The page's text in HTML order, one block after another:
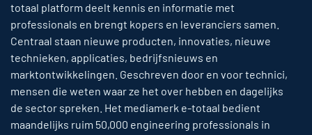
totaal platform deelt kennis en informatie met
professionals en brengt kopers en leveranciers samen.
Centraal staan nieuwe producten, innovaties, nieuwe
technieken, applicaties, bedrijfsnieuws en
marktontwikkelingen. Geschreven door en voor technici,
mensen die weten waar ze het over hebben en dagelijks
de sector spreken. Het mediamerk e-totaal bedient
maandelijks ruim 50,000 engineering professionals in